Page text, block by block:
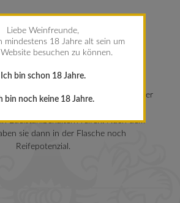
Liebe Weinfreunde,
mindestens 18 Jahre alt sein um
besuchen zu können.
Ich bin schon 18 Jahre.
bin noch keine 18 Jahre.
Frucht ist das Kennzeichen unserer
Edelstahlbehältern reifen. Nach dem
sie dann in der Flasche noch
Reifepotenzial.